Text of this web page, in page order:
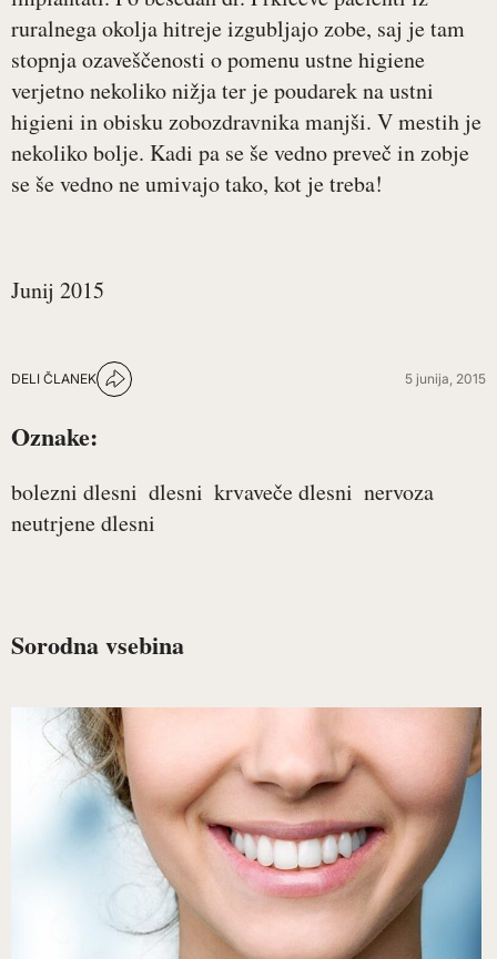
ruralnega okolja hitreje izgubljajo zobe, saj je tam
stopnja ozaveščenosti o pomenu ustne higiene
verjetno nekoliko nižja ter je poudarek na ustni
higieni in obisku zobozdravnika manjši. V mestih je
nekoliko bolje. Kadi pa se še vedno preveč in zobje
se še vedno ne umivajo tako, kot je treba!
Junij 2015
DELI ČLANEK 5 junija, 2015
Oznake:
bolezni dlesni dlesni krvaveče dlesni nervoza
neutrjene dlesni
Sorodna vsebina